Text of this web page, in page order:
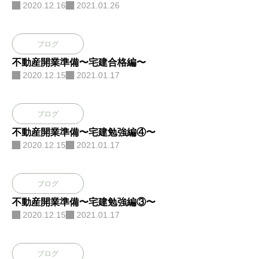
2020.12.16 2021.01.26
ブログ
不動産開業準備〜宅建合格編〜
2020.12.15 2021.01.17
ブログ
不動産開業準備〜宅建勉強編④〜
2020.12.15 2021.01.17
ブログ
不動産開業準備〜宅建勉強編③〜
2020.12.15 2021.01.17
ブログ